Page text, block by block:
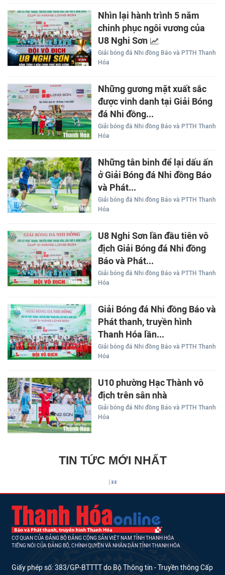
Nhìn lại hành trình 5 năm
chinh phục ngôi vương của
U8 Nghi Sơn
Giải bóng đá Nhi đồng Báo và PTTH Thanh
Hóa
Những gương mặt xuất sắc
được vinh danh tại Giải Bóng
đá Nhi đồng...
Giải bóng đá Nhi đồng Báo và PTTH Thanh
Hóa
Những tân binh để lại dấu ấn
ở Giải Bóng đá Nhi đồng Báo
và Phát...
Giải bóng đá Nhi đồng Báo và PTTH Thanh
Hóa
U8 Nghi Sơn lần đầu tiên vô
địch Giải Bóng đá Nhi đồng
Báo và Phát...
Giải bóng đá Nhi đồng Báo và PTTH Thanh
Hóa
Giải Bóng đá Nhi đồng Báo và
Phát thanh, truyền hình
Thanh Hóa lần...
Giải bóng đá Nhi đồng Báo và PTTH Thanh
Hóa
U10 phường Hạc Thành vô
địch trên sân nhà
Giải bóng đá Nhi đồng Báo và PTTH Thanh
Hóa
TIN TỨC MỚI NHẤT
CƠ QUAN CỦA ĐẢNG BỘ ĐẢNG CỘNG SẢN VIỆT NAM TỈNH THANH HÓA
TIẾNG NÓI CỦA ĐẢNG BỘ, CHÍNH QUYỀN VÀ NHÂN DÂN TỈNH THANH HÓA
Giấy phép số: 383/GP-BTTTT do Bộ Thông tin - Truyền thông Cấp